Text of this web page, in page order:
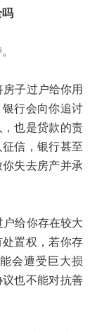
吗
子过户给你用
行会向你追讨
也是贷款的责
信，银行甚至
失去房产并承
给你存在较大
置权，若你存
会遭受巨大损
也不能对抗善